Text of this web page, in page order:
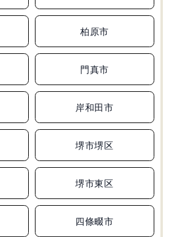
無料体験
無料学力診断テスト
柏原市
門真市
岸和田市
堺市堺区
堺市東区
四條畷市